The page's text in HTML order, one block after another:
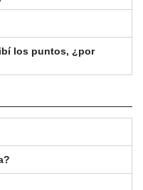
los puntos, ¿por